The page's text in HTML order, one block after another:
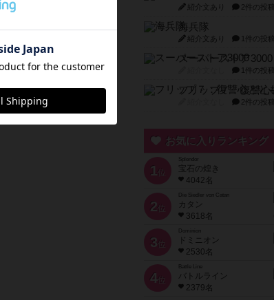
紹介文あり 2件の投稿
海兵隊
紹介文あり 1件の投稿
スーパーストア3000
1件の投稿
2件の投稿
お気に入りランキング
1 位
宝石の煌き
4042名
2 位
Die Siedler von Catan
カタン
3618名
3 位
ドミニオン
2530名
4位
Battle Line
バトルライン
2379名